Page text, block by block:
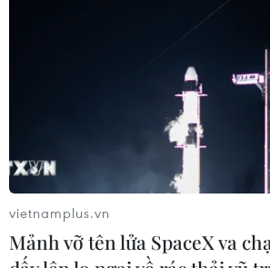
vietnamplus.vn
Mảnh vỡ tên lửa SpaceX va